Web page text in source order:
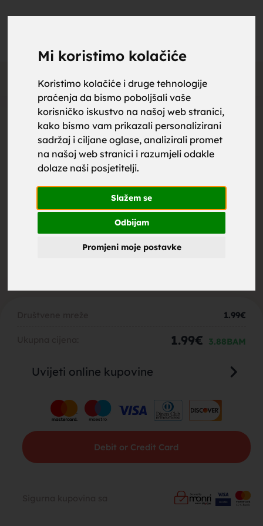
Mi koristimo kolačiće
Koristimo kolačiće i druge tehnologije
praćenja da bismo poboljšali vaše
korisničko iskustvo na našoj web stranici,
kako bismo vam prikazali personalizirani
sadržaj i ciljane oglase, analizirali promet
na našoj web stranici i razumjeli odakle
dolaze naši posjetitelji.
Slažem se
Odbijam
Promjeni moje postavke
Otključaj kontakt
Cijena kontakta:
Društvene mreže 1.99
, 61
Bosna i
Hercegovina
1.99€
1.99€ 3.88BAM
Uvijeti online kupovine
Debit or Credit Card
upoznaj
za brak,
zene za
brak,
muskarci
za brak,